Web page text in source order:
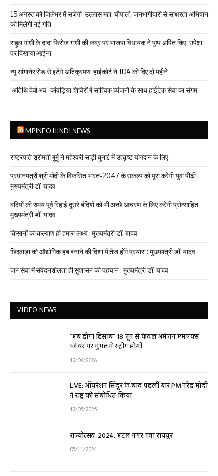
15 अगस्त को जिलेभर में सजेगी ‘उल्लास महा-चौपाल’, जनभागीदारी से साक्षरता अभियान
को मिलेगी नई गति
राहुल गांधी के दादा फिरोज गांधी की कब्र पर भाजपा विधायक ने पुष्प अर्पित किए, उपेक्षा
पर दिखाया आईना
न्यू सांगानेर रोड से हटेंगे अतिक्रमण, हाईकोर्ट ने JDA को दिए दो महीने
‘अतिथि देवो भव’-कांवड़िया शिविरों में सात्विक व्यंजनों के साथ हाईटेक सेवा का संगम
MPINFO HINDI NEWS
राष्ट्रपति श्रीमती मुर्मु ने महेश्वरी साड़ी बुनाई में उत्कृष्ट योगदान के लिए
प्रधानमंत्री श्री मोदी के विकसित भारत-2047 के संकल्प को पूरा करेगी युवा पीढ़ी :
मुख्यमंत्री डॉ. यादव
बंदियों की समय पूर्व रिहाई दूसरे बंदियों को भी अच्छे आचरण के लिए करेगी प्रोत्साहित :
मुख्यमंत्री डॉ. यादव
किसानों का कल्याण ही हमारा लक्ष्य : मुख्यमंत्री डॉ. यादव
छिंदवाड़ा को औद्योगिक हब बनाने की दिशा में तेज होंगे प्रयास : मुख्यमंत्री डॉ. यादव
जन सेवा में संवेदनशीलता ही सुशासन की पहचान : मुख्यमंत्री डॉ. यादव
VIDEO NEWS
“अब होगा हिसाब” 18 जून से केवल अमेज़न एमएक्स
प्लेयर पर मुफ्त में स्ट्रीम होगी
12/06/2026
LIVE: ऑपरेशन सिंदूर के बाद पहली बार PM नरेंद्र मोदी
ने राष्ट्र को संबोधित किया
12/05/2025
राज्योत्सव-2024, अटल नगर नवा रायपुर
05/11/2024